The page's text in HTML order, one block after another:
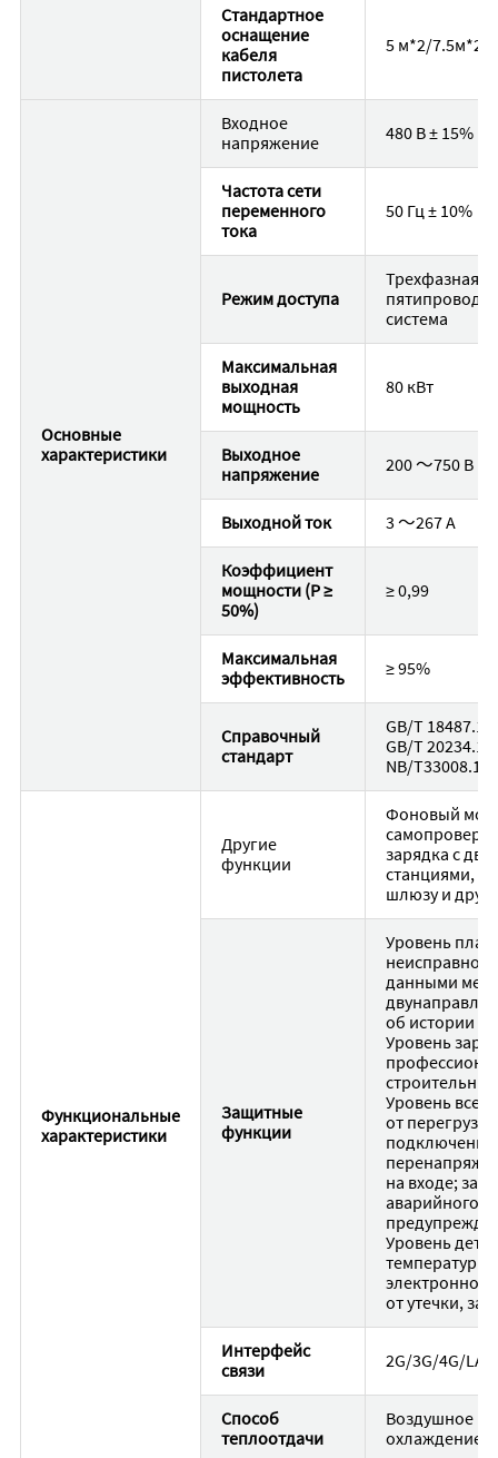
Стандартное
оснащение
кабеля
пистолета
5 м*2/7.5м*2
Основные
характеристики
Входное
напряжение
480 В ± 15%
Частота сети
переменного
тока
50 Гц ± 10%
Режим доступа
Трехфазная
система
Максимальная
выходная
мощность
80 кВт
Выходное
напряжение
200 〜750 В
Выходной ток 3 〜267 A
Коэффициент
мощности (P ≥
50%)
≥ 0,99
Максимальная
эффективность
≥ 95%
Справочный
стандарт
GB/T 18487.1-
GB/T 20234.1-
NB/T33008.1-
Функциональные
характеристики
Другие
функции
Фоновый
зарядка с
станциями,
шлюзу и
Защитные
функции
Уровень
данными
об истории
Уровень
Уровень
от
на входе;
аварийного
Уровень
температуры,
от утечки,
Интерфейс
связи
2G/3G/4G/LAN
Способ
теплоотдачи
Воздушное
охлаждение